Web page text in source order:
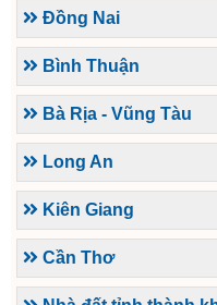
Đồng Nai
Bình Thuận
Bà Rịa - Vũng Tàu
Long An
Kiên Giang
Cần Thơ